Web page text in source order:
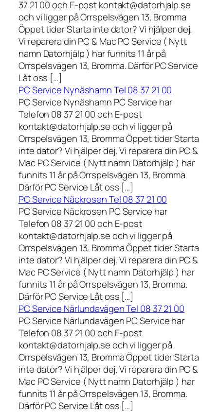
37 21 00 och E-post kontakt@datorhjalp.se
och vi ligger på Orrspelsvägen 13, Bromma
Öppet tider Starta inte dator? Vi hjälper dej.
Vi reparera din PC & Mac PC Service ( Nytt
namn Datorhjälp ) har funnits 11 år på
Orrspelsvägen 13, Bromma. Därför PC Service
Låt oss […]
PC Service Nynäshamn Tel 08 37 21 00
PC Service Nynäshamn PC Service har
Telefon 08 37 21 00 och E-post
kontakt@datorhjalp.se och vi ligger på
Orrspelsvägen 13, Bromma Öppet tider Starta
inte dator? Vi hjälper dej. Vi reparera din PC &
Mac PC Service ( Nytt namn Datorhjälp ) har
funnits 11 år på Orrspelsvägen 13, Bromma.
Därför PC Service Låt oss […]
PC Service Näckrosen Tel 08 37 21 00
PC Service Näckrosen PC Service har
Telefon 08 37 21 00 och E-post
kontakt@datorhjalp.se och vi ligger på
Orrspelsvägen 13, Bromma Öppet tider Starta
inte dator? Vi hjälper dej. Vi reparera din PC &
Mac PC Service ( Nytt namn Datorhjälp ) har
funnits 11 år på Orrspelsvägen 13, Bromma.
Därför PC Service Låt oss […]
PC Service Närlundavägen Tel 08 37 21 00
PC Service Närlundavägen PC Service har
Telefon 08 37 21 00 och E-post
kontakt@datorhjalp.se och vi ligger på
Orrspelsvägen 13, Bromma Öppet tider Starta
inte dator? Vi hjälper dej. Vi reparera din PC &
Mac PC Service ( Nytt namn Datorhjälp ) har
funnits 11 år på Orrspelsvägen 13, Bromma.
Därför PC Service Låt oss […]